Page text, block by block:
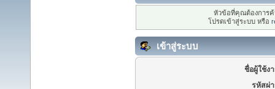
หัวข้อที่คุณต้องการ
โปรดเข้าสู่ระบบ หรือ
เข้าสู่ระบบ
ชื่อผู้ใช้ง
รหัสผ่